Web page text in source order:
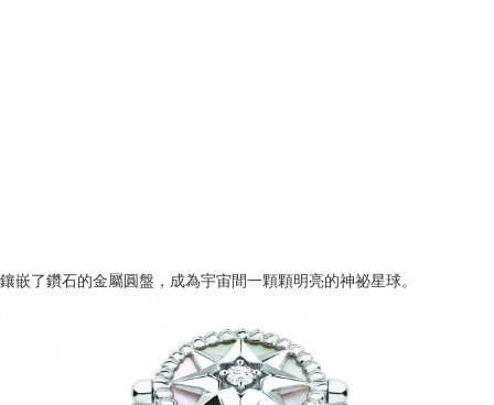
鑲嵌了鑽石的金屬圓盤，成為宇宙間一顆顆明亮的神祕星球。